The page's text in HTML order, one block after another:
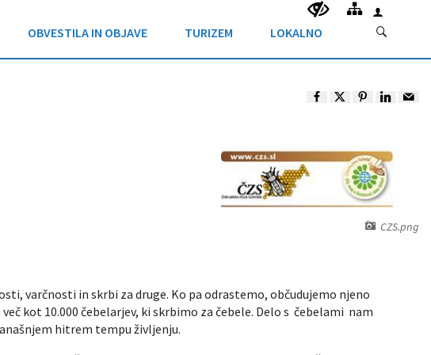
OBVESTILA IN OBJAVE TURIZEM LOKALNO
CZS.png
varčnosti in skrbi za druge. Ko pa odrastemo, občudujemo njeno
kot 10.000 čebelarjev, ki skrbimo za čebele. Delo s čebelami nam
hitrem tempu življenju.